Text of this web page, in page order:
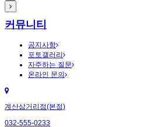
커뮤니티
공지사항
포토갤러리
자주하는 질문
온라인 문의
계산삼거리점(본점)
032-555-0233